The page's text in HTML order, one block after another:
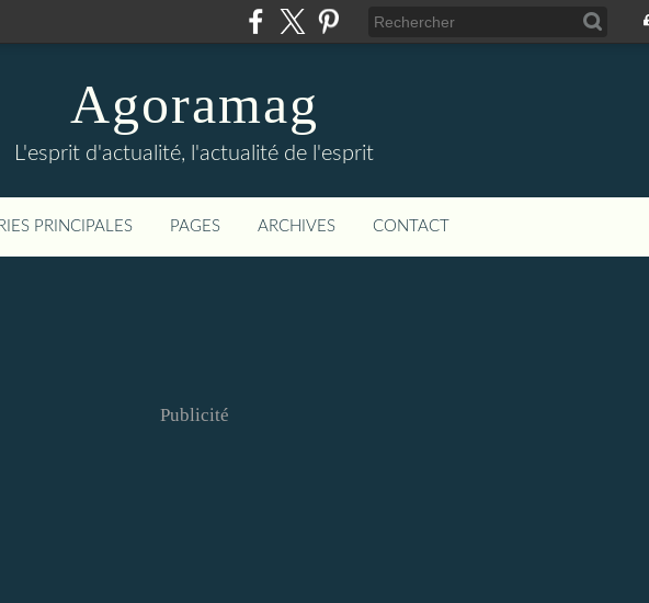
Agoramag
L'esprit d'actualité, l'actualité de l'esprit
PRINCIPALES PAGES ARCHIVES CONTACT
Publicité